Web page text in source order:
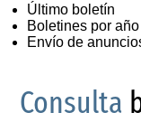
Último boletín
Boletines por año
Envío de
Consulta